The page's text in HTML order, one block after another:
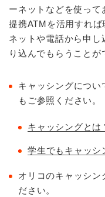
ーネットなどを使って
提携ATMを活用すれ
ネットや電話から申し
り込んでもらうことが
キャッシングにつ
もご参照ください。
キャッシングとは
学生でもキャッシ
オリコのキャッシン
ださい。